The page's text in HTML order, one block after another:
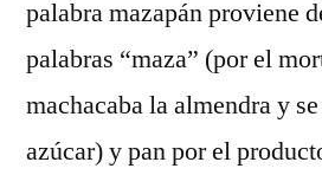
palabra mazapán proviene
palabras “maza” (por el
machacaba la almendra y
azúcar) y pan por el